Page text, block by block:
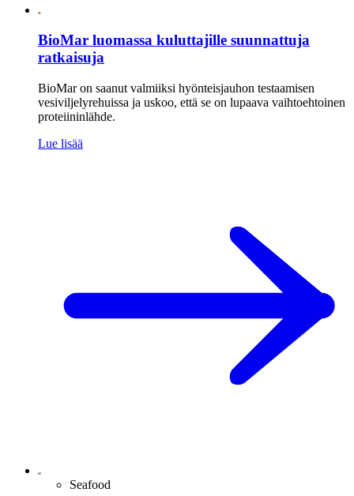
BioMar luomassa kuluttajille suunnattuja
ratkaisuja
BioMar on saanut valmiiksi hyönteisjauhon testaamisen
vesiviljelyrehuissa ja uskoo, että se on lupaava vaihtoehtoinen
proteiininlähde.
Lue lisää
Seafood